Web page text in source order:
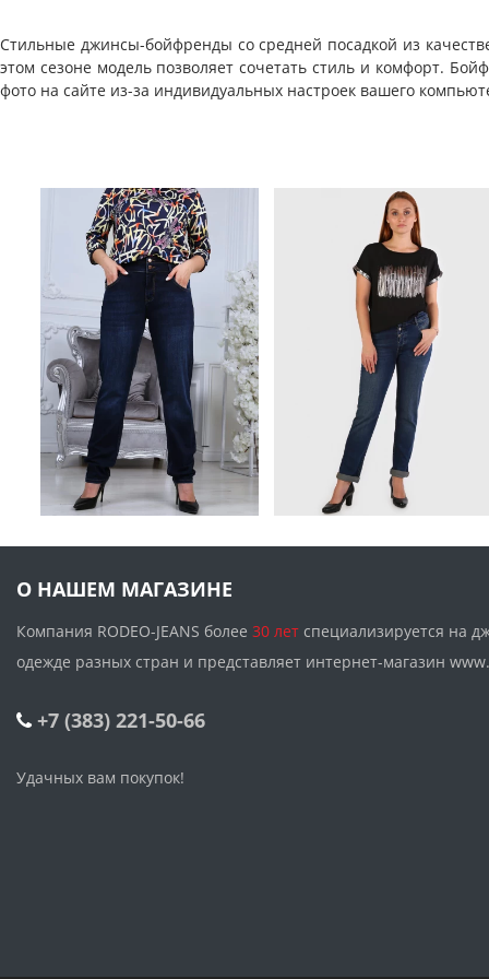
Стильные джинсы-бойфренды со средней посадкой из
этом сезоне модель позволяет сочетать стиль и комфорт.
фото на сайте из-за индивидуальных настроек вашего
О НАШЕМ МАГАЗИНЕ
Компания RODEO-JEANS более 30 лет специализируется на
одежде разных стран и представляет интернет-магазин
+7 (383) 221-50-66
Удачных вам покупок!